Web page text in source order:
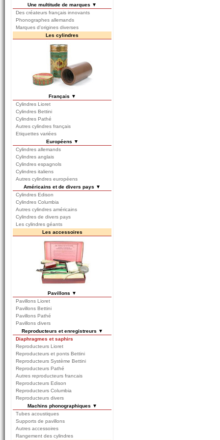
Une multitude de marques ▼
Des créateurs français innovants
Phonographes allemands
Marques d'origines diverses
Les cylindres
Français ▼
Cylindres Lioret
Cylindres Bettini
Cylindres Pathé
Autres cylindres français
Etiquettes variées
Européens ▼
Cylindres allemands
Cylindres anglais
Cylindres espagnols
Cylindres italiens
Autres cylindres européens
Américains et de divers pays ▼
Cylindres Edison
Cylindres Columbia
Autres cylindres américains
Cylindres de divers pays
Les cylindres géants
Les accessoires
Pavillons ▼
Pavillons Lioret
Pavillons Bettini
Pavillons Pathé
Pavillons divers
Reproducteurs et enregistreurs ▼
Diaphragmes et saphirs
Reproducteurs Lioret
Reproducteurs et ponts Bettini
Reproducteurs Système Bettini
Reproducteurs Pathé
Autres reproducteurs francais
Reproducteurs Edison
Reproducteurs Columbia
Reproducteurs divers
Machins phonographiques ▼
Tubes acoustiques
Supports de pavillons
Autres accessoires
Rangement des cylindres